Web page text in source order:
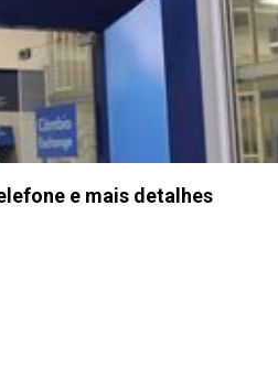
e mais detalhes